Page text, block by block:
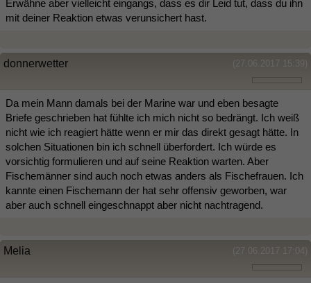
Erwähne aber vielleicht eingangs, dass es dir Leid tut, dass du ihn
mit deiner Reaktion etwas verunsichert hast.
(27.06.2017 15:39)
donnerwetter
Da mein Mann damals bei der Marine war und eben besagte
Briefe geschrieben hat fühlte ich mich nicht so bedrängt. Ich weiß
nicht wie ich reagiert hätte wenn er mir das direkt gesagt hätte. In
solchen Situationen bin ich schnell überfordert. Ich würde es
vorsichtig formulieren und auf seine Reaktion warten. Aber
Fischemänner sind auch noch etwas anders als Fischefrauen. Ich
kannte einen Fischemann der hat sehr offensiv geworben, war
aber auch schnell eingeschnappt aber nicht nachtragend.
(27.06.2017 17:04)
Melia